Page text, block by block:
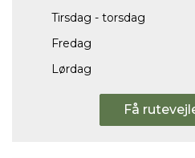
Tirsdag - torsdag
Fredag
Lørdag
Få